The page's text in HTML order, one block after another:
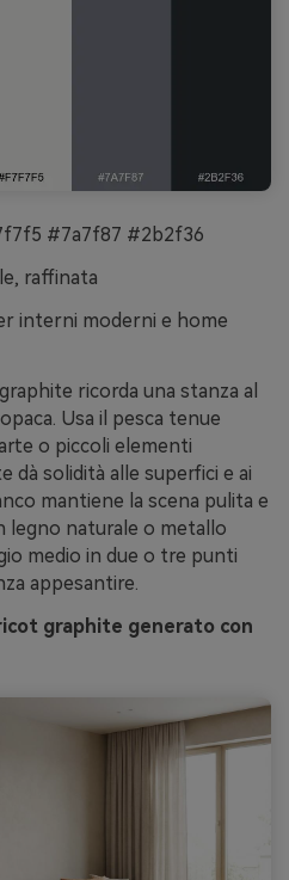
#7a7f87 #2b2f36
raffinata
interni moderni e home
ricorda una stanza al
Usa il pesca tenue
o piccoli elementi
dà solidità alle superfici e ai
mantiene la scena pulita e
naturale o metallo
medio in due o tre punti
appesantire.
graphite generato con